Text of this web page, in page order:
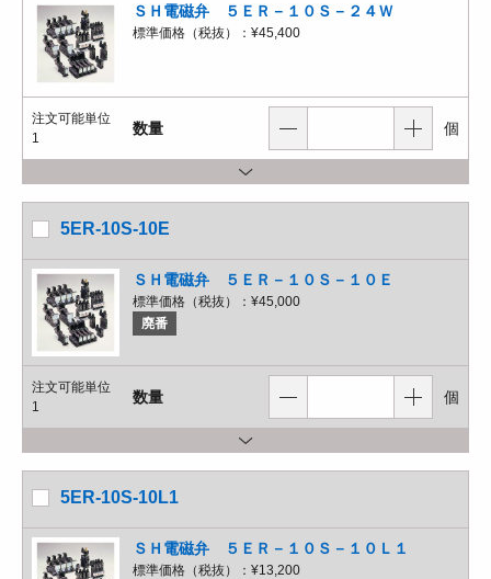
ＳＨ電磁弁 ５ＥＲ－１０Ｓ－２４Ｗ
標準価格（税抜）： ¥45,400
注文可能単位
1
数量 個
5ER-10S-10E
ＳＨ電磁弁 ５ＥＲ－１０Ｓ－１０Ｅ
標準価格（税抜）： ¥45,000
廃番
注文可能単位
1
数量 個
5ER-10S-10L1
ＳＨ電磁弁 ５ＥＲ－１０Ｓ－１０Ｌ１
標準価格（税抜）： ¥13,200